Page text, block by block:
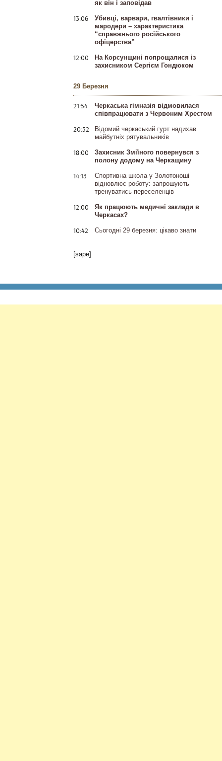
як він і заповідав
13:06
Убивці, варвари, гвалтівники і
мародери – характеристика
“справжнього російського
офіцерства”
12:00
На Корсунщині попрощалися із
захисником Сергієм Гондюком
29 Березня
21:54
Черкаська гімназія відмовилася
співпрацювати з Червоним Хрестом
20:52
Відомий черкаський гурт надихав
майбутніх рятувальників
18:00
Захисник Зміїного повернувся з
полону додому на Черкащину
14:13
Спортивна школа у Золотоноші
відновлює роботу: запрошують
тренуватись переселенців
12:00
Як працюють медичні заклади в
Черкасах?
10:42 Сьогодні 29 березня: цікаво знати
[sape]